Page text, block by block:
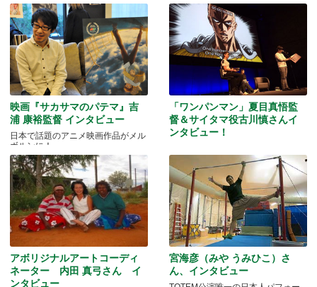
映画『サカサマのパテマ』吉
浦 康裕監督 インタビュー
日本で話題のアニメ映画作品がメル
ボルンに！
「ワンパンマン」夏目真悟監
督＆サイタマ役古川慎さんイ
ンタビュー！
2016
アボリジナルアートコーディ
ネーター 内田 真弓さん イ
ンタビュー
宮海彦（みや うみひこ）さ
ん、インタビュー